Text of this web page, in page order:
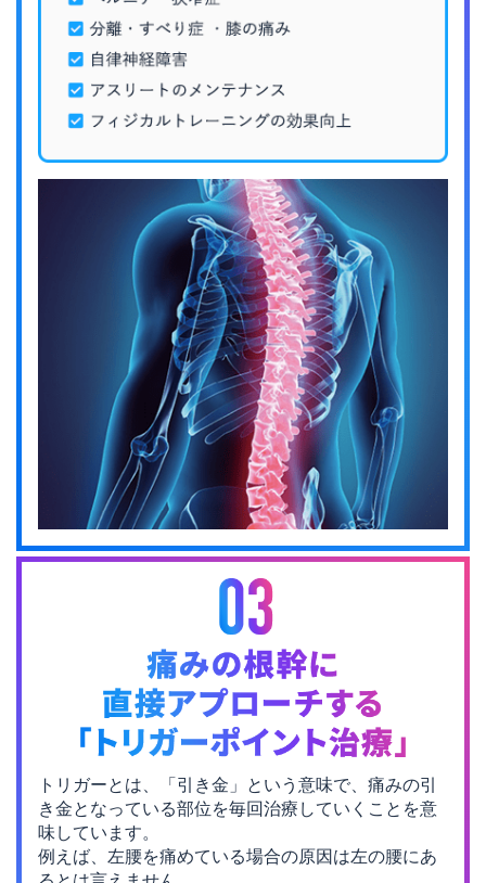
トリガーとは、「引き金」という意味で、 痛みの引
き金となっている部位を毎回治療していくことを意
味しています。
例えば、左腰を痛めている場合の原因は左の腰にあ